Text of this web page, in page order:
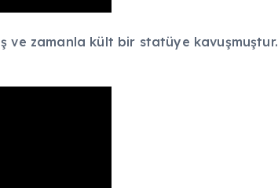
ve zamanla kült bir statüye kavuşmuştur.